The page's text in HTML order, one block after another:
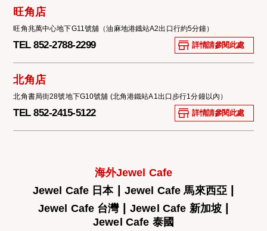
旺角店
旺角兆萬中心地下G11號舖（油麻地港鐡站A2出口行約5分鐘）
TEL 852-2788-2299 詳情請參閱此處
北角店
北角書局街28號地下G10號舖 (北角港鐵站A1出口步行1分鐘以內）
TEL 852-2415-5122 詳情請參閱此處
海外Jewel Cafe
Jewel Cafe 日本| Jewel Cafe 馬來西亞 |
Jewel Cafe 台灣| Jewel Cafe 新加坡|
Jewel Cafe 泰國